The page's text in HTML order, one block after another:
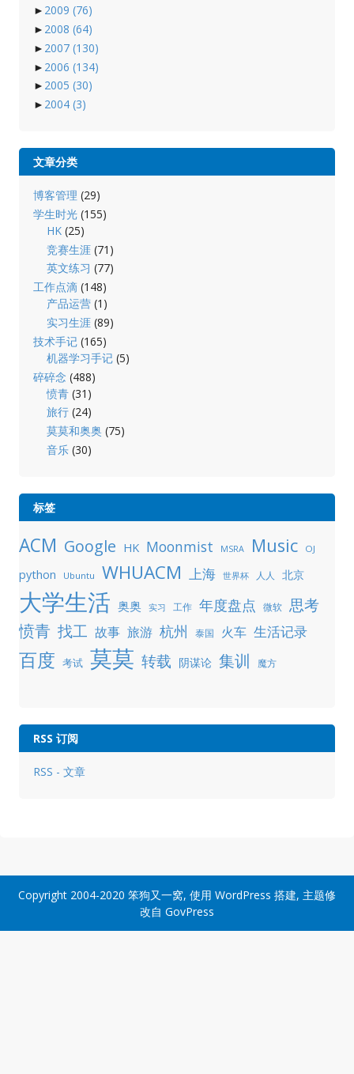
► 2009 (76)
► 2008 (64)
► 2007 (130)
► 2006 (134)
► 2005 (30)
► 2004 (3)
文章分类
博客管理 (29)
学生时光(155)
HK (25)
竞赛生涯 (71)
英文练习 (77)
工作点滴(148)
产品运营 (1)
实习生涯 (89)
技术手记(165)
机器学习手记 (5)
碎碎念 (488)
愤青 (31)
旅行 (24)
莫莫和奥奥 (75)
音乐 (30)
标签
ACM Google HK Moonmist MSRA Music OJ
python Ubuntu WHUACM 上海 世界杯 人人 北京
大学生活 奥奥 实习 工作 年度盘点 微软 思考
愤青 找工 故事 旅游 杭州 泰国 火车 生活记录
百度 考试 莫莫 转载 阴谋论 集训 魔方
RSS 订阅
RSS - 文章
Copyright 2004-2020 笨狗又一窝, 使用 WordPress 搭建, 主题修
改自 GovPress